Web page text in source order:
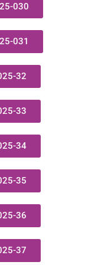
030
031
32
33
34
35
36
37